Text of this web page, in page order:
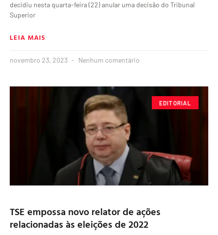
decidiu nesta quarta-feira (22) anular uma decisão do Tribunal
Superior
LEIA MAIS
novembro 23, 2023 Nenhum comentário
EDITORIAL
TSE empossa novo relator de ações
relacionadas às eleições de 2022